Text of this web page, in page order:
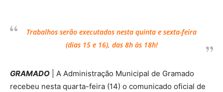
Trabalhos serão executados nesta quinta e sexta-feira
(dias 15 e 16), das 8h às 18h!
GRAMADO | A Administração Municipal de Gramado
recebeu nesta quarta-feira (14) o comunicado oficial de